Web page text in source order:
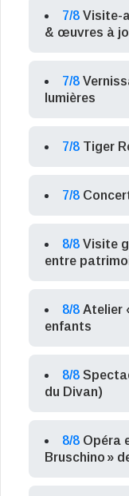
7/8 Visite-
& œuvres à
7/8
lumières
7/8 Tiger
7/8
8/8 Visite
entre
8/8 Atelier
enfants
8/8
du Divan)
8/8 Opéra
Bruschino »